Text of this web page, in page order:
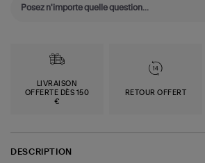
LIVRAISON
OFFERTE DÈS 150
€
RETOUR OFFERT
DESCRIPTION